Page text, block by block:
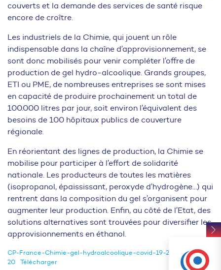
couverts et la demande des services de santé risque
encore de croître.
Les industriels de la Chimie, qui jouent un rôle
indispensable dans la chaîne d’approvisionnement, se
sont donc mobilisés pour venir compléter l’offre de
production de gel hydro-alcoolique. Grands groupes,
ETI ou PME, de nombreuses entreprises se sont mises
en capacité de produire prochainement un total de
100.000 litres par jour, soit environ l’équivalent des
besoins de 100 hôpitaux publics de couverture
régionale.
En réorientant des lignes de production, la Chimie se
mobilise pour participer à l’effort de solidarité
nationale. Les producteurs de toutes les matières
(isopropanol, épaississant, peroxyde d’hydrogène…) qui
rentrent dans la composition du gel s’organisent pour
augmenter leur production. Enfin, au côté de l’Etat, des
solutions alternatives sont trouvées pour diversifier les
approvisionnements en éthanol.
CP-France-Chimie-gel-hydroalcoolique-covid-19-23-03-
20
Télécharger